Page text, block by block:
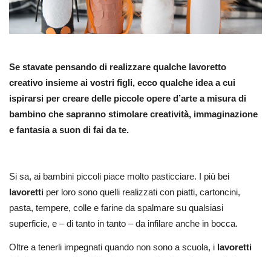
Se stavate pensando di realizzare qualche lavoretto
creativo insieme ai vostri figli, ecco qualche idea a cui
ispirarsi per creare delle piccole opere d’arte a misura di
bambino che sapranno stimolare creatività, immaginazione
e fantasia a suon di fai da te.
Si sa, ai bambini piccoli piace molto pasticciare. I più bei
lavoretti per loro sono quelli realizzati con piatti, cartoncini,
pasta, tempere, colle e farine da spalmare su qualsiasi
superficie, e – di tanto in tanto – da infilare anche in bocca.
Oltre a tenerli impegnati quando non sono a scuola, i lavoretti